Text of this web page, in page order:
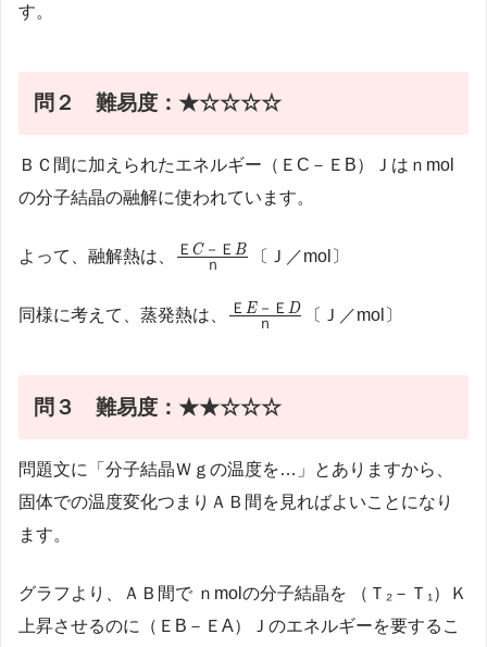
す。
問２難易度：★☆☆☆☆
ＢＣ間に加えられたエネルギー（ＥC－ＥB）Ｊはｎmol
の分子結晶の融解に使われています。
よって、融解熱は、
\frac{Ｅ
C－Ｅ
B}{ｎ}
ｎ
ＥC －ＥB 〔Ｊ／mol〕
同様に考えて、蒸発熱は、
\frac{Ｅ
E－Ｅ
ｎ
Ｅ E－Ｅ D 〔Ｊ／mol〕
問３難易度：★★☆☆☆
問題文に「分子結晶Ｗｇの温度を…」とありますから、
固体での温度変化つまりＡＢ間を見ればよいことになり
ます。
グラフより、ＡＢ間で ｎmolの分子結晶を （Ｔ₂－Ｔ₁）Ｋ
上昇させるのに（ＥB－ＥA）Ｊのエネルギーを要するこ